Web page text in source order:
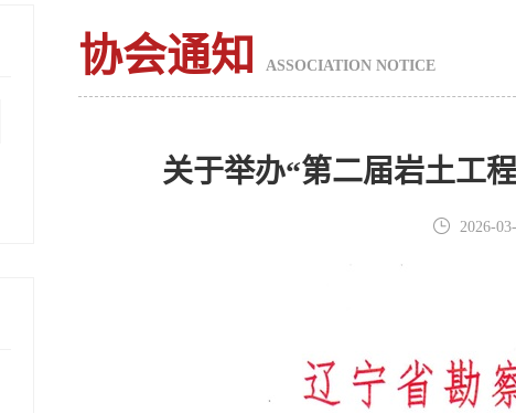
协会通知 ASSOCIATION NOTICE
关于举办“第二届岩土工
2026-